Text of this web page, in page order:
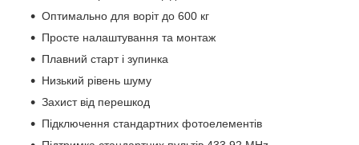
Оптимально для воріт до 600 кг
Просте налаштування та монтаж
Плавний старт і зупинка
Низький рівень шуму
Захист від перешкод
Підключення стандартних фотоелементів